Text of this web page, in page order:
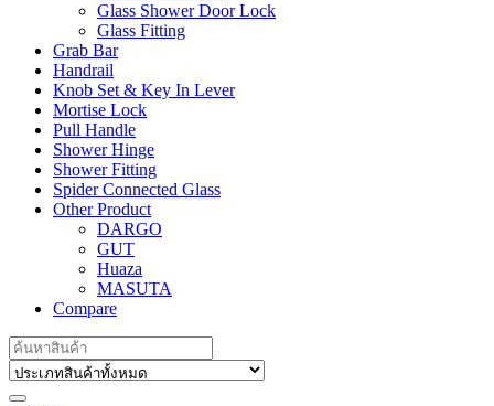
Glass Shower Door Lock
Glass Fitting
Grab Bar
Handrail
Knob Set & Key In Lever
Mortise Lock
Pull Handle
Shower Hinge
Shower Fitting
Spider Connected Glass
Other Product
DARGO
GUT
Huaza
MASUTA
Compare
Search
for: